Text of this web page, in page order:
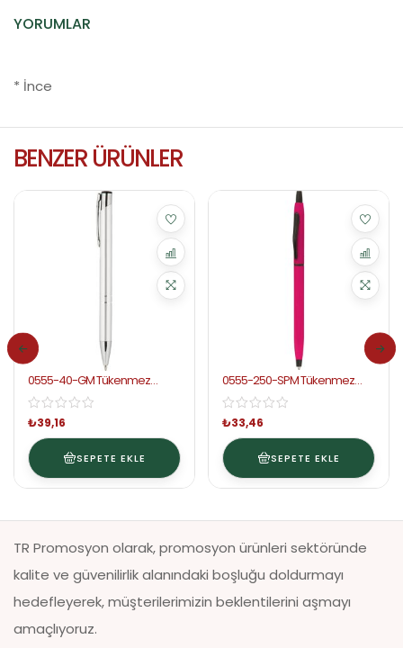
YORUMLAR
* İnce
BENZER ÜRÜNLER
0555-40-GM Tükenmez
Kalem
₺39,16
SEPETE EKLE
0555-250-SPM Tükenmez
Kalem
₺33,46
SEPETE EKLE
TR Promosyon olarak, promosyon ürünleri sektöründe
kalite ve güvenilirlik alanındaki boşluğu doldurmayı
hedefleyerek, müşterilerimizin beklentilerini aşmayı
amaçlıyoruz.